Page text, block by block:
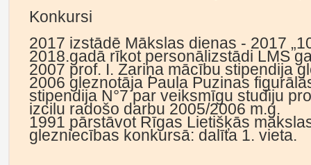
Konkursi
2017 izstādē Mākslas dienas - 2017
2018.gadā rīkot personālizstādi LMS
2007 prof. I. Zariņa mācību stipendija
2006 gleznotāja Paula Puzinas
stipendija N°7 par veiksmīgu studiju
izcilu radošo darbu 2005/2006 m.g.
1991 pārstāvot Rīgas Lietišķās
glezniecības konkursā: dalīta 1. vieta.